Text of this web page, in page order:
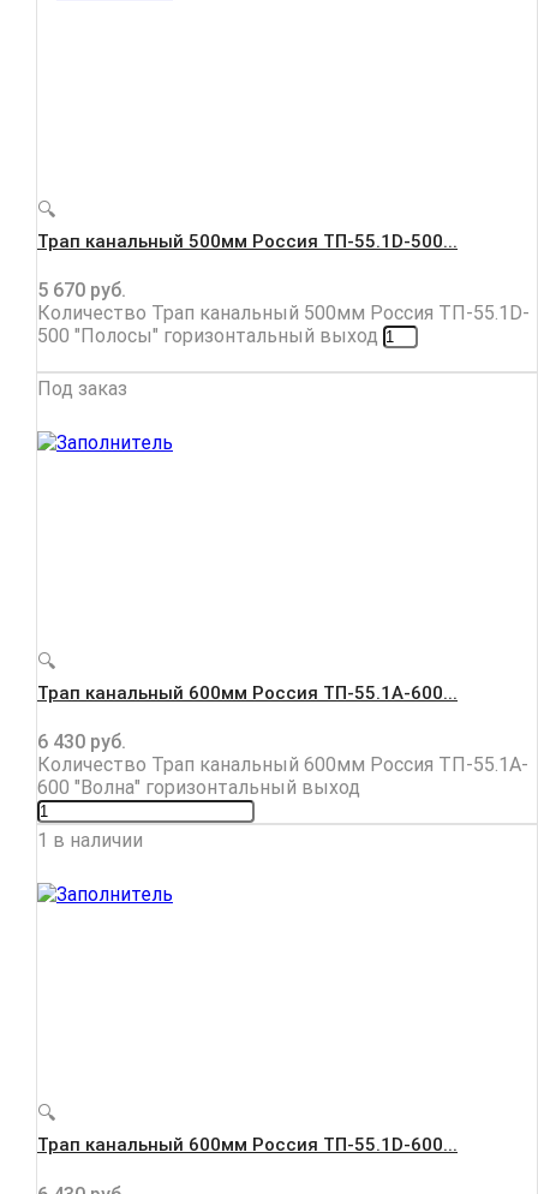
🔍
Трап канальный 500мм Россия ТП-55.1D-500...
5 670 руб.
Количество Трап канальный 500мм Россия ТП-55.1D-
500 "Полосы" горизонтальный выход
Под заказ
🔍
Трап канальный 600мм Россия ТП-55.1A-600...
6 430 руб.
Количество Трап канальный 600мм Россия ТП-55.1A-
600 "Волна" горизонтальный выход
1 в наличии
🔍
Трап канальный 600мм Россия ТП-55.1D-600...